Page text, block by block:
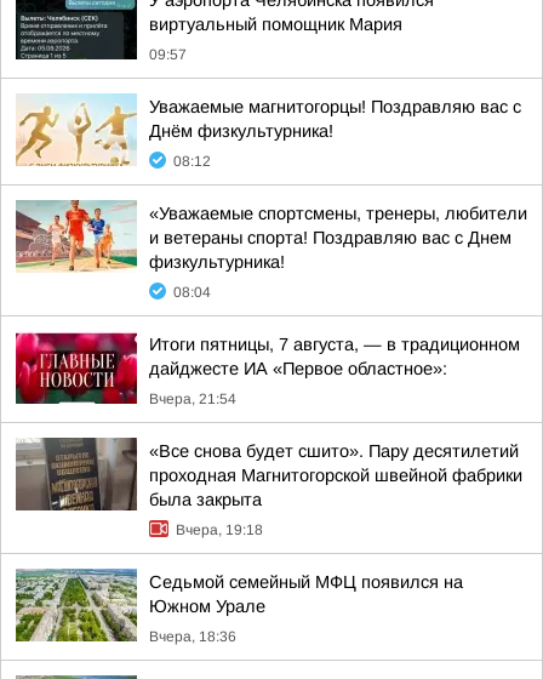
виртуальный помощник Мария
09:57
Уважаемые магнитогорцы! Поздравляю вас с
Днём физкультурника!
08:12
«Уважаемые спортсмены, тренеры, любители
и ветераны спорта! Поздравляю вас с Днем
физкультурника!
08:04
Итоги пятницы, 7 августа, — в традиционном
дайджесте ИА «Первое областное»:
Вчера, 21:54
«Все снова будет сшито». Пару десятилетий
проходная Магнитогорской швейной фабрики
была закрыта
Вчера, 19:18
Седьмой семейный МФЦ появился на
Южном Урале
Вчера, 18:36